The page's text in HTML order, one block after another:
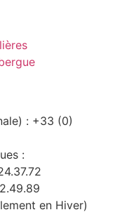
: +33 (0)
:
en Hiver)